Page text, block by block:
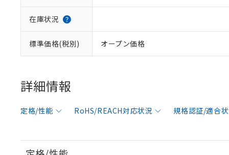
在庫状況
標準価格(税別) オープン価格
詳細情報
定格/性能 RoHS/REACH対応状況 規格認証/適合